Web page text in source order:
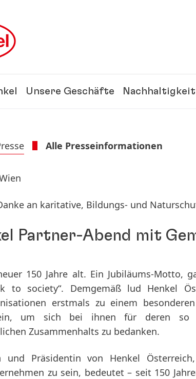
Unsere Geschäfte Nachhaltigkeit
Alle Presseinformationen
an karitative, Bildungs- und
Partner-Abend mit
150 Jahre alt. Ein Jubiläums-Motto,
to society“. Demgemäß lud Henkel
erstmals zu einem
um sich bei ihnen für deren so
Zusammenhalts zu bedanken.
und Präsidentin von Henkel
zu sein, bedeutet – seit 150